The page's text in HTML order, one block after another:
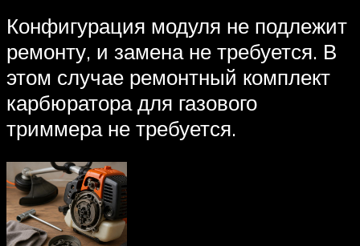
Конфигурация модуля не подлежит
ремонту, и замена не требуется. В
этом случае ремонтный комплект
карбюратора для газового
триммера не требуется.